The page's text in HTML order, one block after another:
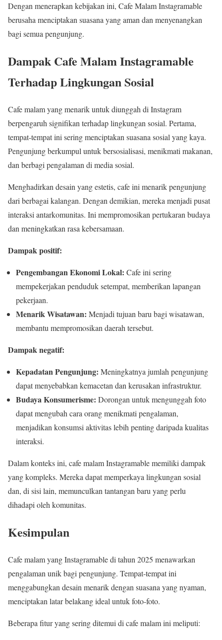
Dengan menerapkan kebijakan ini, Cafe Malam Instagramable
berusaha menciptakan suasana yang aman dan menyenangkan
bagi semua pengunjung.
Dampak Cafe Malam Instagramable
Terhadap Lingkungan Sosial
Cafe malam yang menarik untuk diunggah di Instagram
berpengaruh signifikan terhadap lingkungan sosial. Pertama,
tempat-tempat ini sering menciptakan suasana sosial yang kaya.
Pengunjung berkumpul untuk bersosialisasi, menikmati makanan,
dan berbagi pengalaman di media sosial.
Menghadirkan desain yang estetis, cafe ini menarik pengunjung
dari berbagai kalangan. Dengan demikian, mereka menjadi pusat
interaksi antarkomunitas. Ini mempromosikan pertukaran budaya
dan meningkatkan rasa kebersamaan.
Dampak positif:
Pengembangan Ekonomi Lokal: Cafe ini sering
mempekerjakan penduduk setempat, memberikan lapangan
pekerjaan.
Menarik Wisatawan: Menjadi tujuan baru bagi wisatawan,
membantu mempromosikan daerah tersebut.
Dampak negatif:
Kepadatan Pengunjung: Meningkatnya jumlah pengunjung
dapat menyebabkan kemacetan dan kerusakan infrastruktur.
Budaya Konsumerisme: Dorongan untuk mengunggah foto
dapat mengubah cara orang menikmati pengalaman,
menjadikan konsumsi aktivitas lebih penting daripada kualitas
interaksi.
Dalam konteks ini, cafe malam Instagramable memiliki dampak
yang kompleks. Mereka dapat memperkaya lingkungan sosial
dan, di sisi lain, memunculkan tantangan baru yang perlu
dihadapi oleh komunitas.
Kesimpulan
Cafe malam yang Instagramable di tahun 2025 menawarkan
pengalaman unik bagi pengunjung. Tempat-tempat ini
menggabungkan desain menarik dengan suasana yang nyaman,
menciptakan latar belakang ideal untuk foto-foto.
Beberapa fitur yang sering ditemui di cafe malam ini meliputi: